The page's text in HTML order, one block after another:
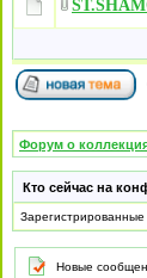
Форум о
Кто сейчас на
Зарегистрированные
Новые